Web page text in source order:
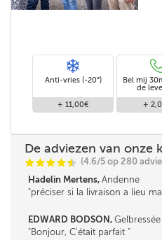
Anti-vries (-20°)
+ 11,00€
Bel mij
de
+
De adviezen van onze
CCCCi
@ (4.6/5 op 280
Hadelin Mertens, Andenne
préciser si la livraison a lieu
EDWARD BODSON, Gelbressée
Bonjour, C'était parfait